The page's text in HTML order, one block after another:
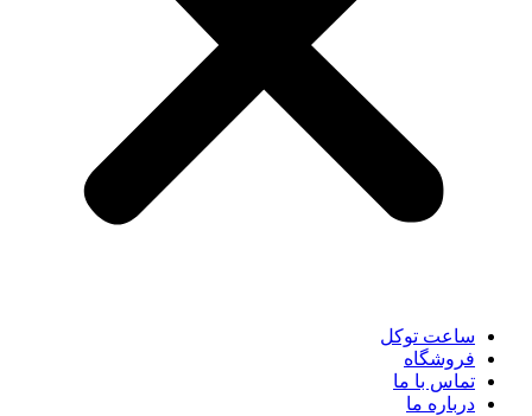
ساعت توکل
فروشگاه
تماس با ما
درباره ما